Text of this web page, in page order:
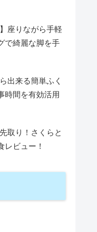
座りながら手軽
で綺麗な脚を手
出来る簡単ふく
時間を有効活用
取り！さくらと
レビュー！